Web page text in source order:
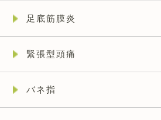
足底筋膜炎
緊張型頭痛
バネ指